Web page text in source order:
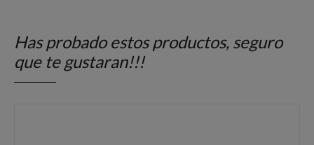
Has probado estos productos, seguro
que te gustaran!!!